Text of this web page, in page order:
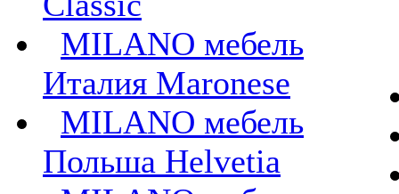
MILANO мебель
Италия Maronese
MILANO мебель
Польша Helvetia